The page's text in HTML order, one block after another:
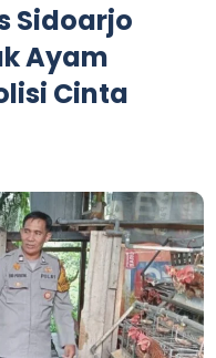
Sidoarjo
Ayam
Cinta